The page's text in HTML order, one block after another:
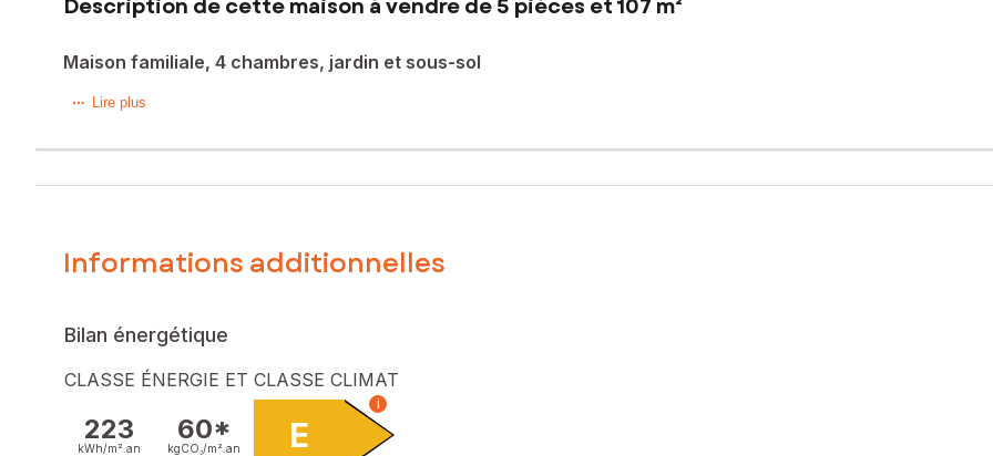
Description de cette maison à vendre de 5 pièces et 107 m²
Maison familiale, 4 chambres, jardin et sous-sol
DE RETOUR SUR LE MARCHÉ. À Châtillon-en-Vendelais, entre Vitré et Fougères, cette maison des années 60/70 bénéficie
Quelques marches mènent au niveau de vie : entrée, cuisine aménagée indépendante et pièce de vie lumineuse avec deux
Le sous-sol propose un garage avec porte isolée motorisée, un atelier, une cave, des rangements et des WC indépendants.
Prix de vente : 183 720 €
Honoraires charge vendeur
Contactez votre conseiller SAFTI : Jean-Marc RAGON, Tél. : 06 61 76 17 61, E-mail : jeanmarc.ragon@safti.fr - EI - Agent
Lire plus
Informations additionnelles
Bilan énergétique
CLASSE ÉNERGIE ET CLASSE CLIMAT
223
kWh/m². an
60*
kgCO₂/m². an E
i